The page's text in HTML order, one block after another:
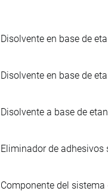
Disolvente en base de
Disolvente en base de
Disolvente a base de
Eliminador de
Componente del